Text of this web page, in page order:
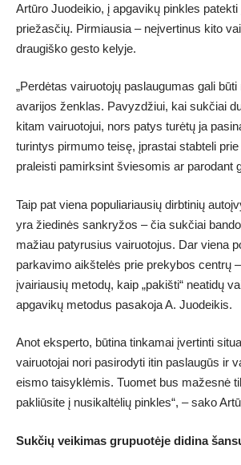
Artūro Juodeikio, į apgavikų pinkles
priežasčių. Pirmiausia – neįvertinus kito
draugiško gesto kelyje.
„Perdėtas vairuotojų paslaugumas gali
avarijos ženklas. Pavyzdžiui, kai sukčiai
kitam vairuotojui, nors patys turėtų ja
turintys pirmumo teisę, įprastai stabteli
praleisti pamirksint šviesomis ar parodant
Taip pat viena populiariausių dirbtinių
yra žiedinės sankryžos – čia sukčiai
mažiau patyrusius vairuotojus. Dar viena
parkavimo aikštelės prie prekybos centrų
įvairiausių metodų, kaip „pakišti“ neatidų
apgavikų metodus pasakoja A. Juodeikis.
Anot eksperto, būtina tinkamai įvertinti
vairuotojai nori pasirodyti itin paslaugūs ir
eismo taisyklėmis. Tuomet bus mažesnė
pakliūsite į nusikaltėlių pinkles“, – sako
Sukčių veikimas grupuotėje didina